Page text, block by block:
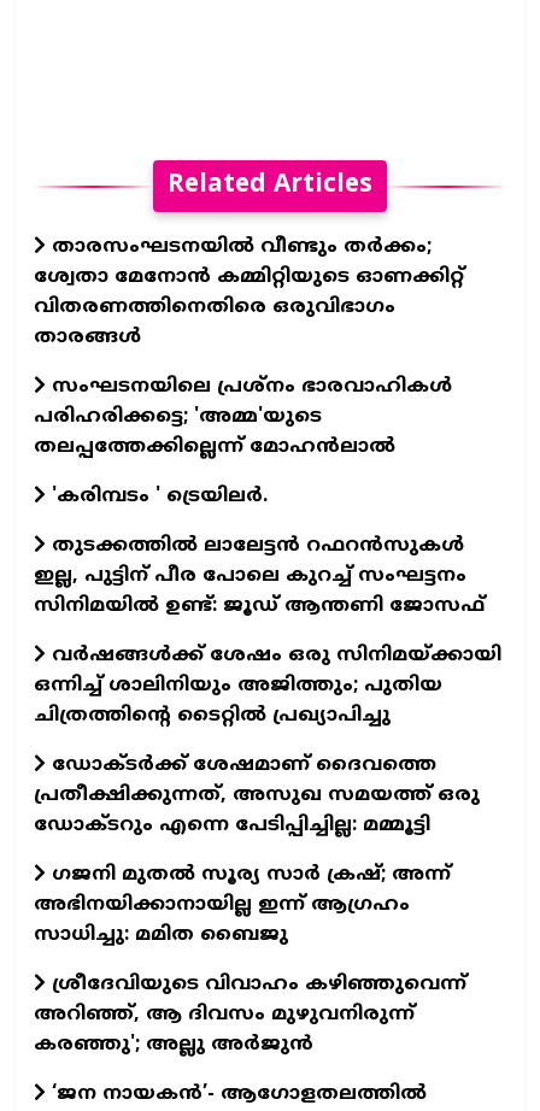
Related Articles
താരസംഘടനയില്‍ വീണ്ടും തര്‍ക്കം;
ശ്വേതാ മേനോന്‍ കമ്മിറ്റിയുടെ ഓണക്കിറ്റ്
വിതരണത്തിനെതിരെ ഒരുവിഭാഗം
താരങ്ങള്‍
സംഘടനയിലെ പ്രശ്നം ഭാരവാഹികൾ
പരിഹരിക്കട്ടെ; 'അമ്മ'യുടെ
തലപ്പത്തേക്കില്ലെന്ന് മോഹൻലാൽ
'കരിമ്പടം ' ട്രെയിലര്‍.
തുടക്കത്തില്‍ ലാലേട്ടന്‍ റഫറന്‍സുകള്‍
ഇല്ല, പുട്ടിന് പീര പോലെ കുറച്ച് സംഘട്ടനം
സിനിമയില്‍ ഉണ്ട്: ജൂഡ് ആന്തണി ജോസഫ്
വര്‍ഷങ്ങള്‍ക്ക് ശേഷം ഒരു സിനിമയ്ക്കായി
ഒന്നിച്ച് ശാലിനിയും അജിത്തും; പുതിയ
ചിത്രത്തിന്റെ ടൈറ്റില്‍ പ്രഖ്യാപിച്ചു
ഡോക്ടര്‍ക്ക് ശേഷമാണ് ദൈവത്തെ
പ്രതീക്ഷിക്കുന്നത്, അസുഖ സമയത്ത് ഒരു
ഡോക്ടറും എന്നെ പേടിപ്പിച്ചില്ല: മമ്മൂട്ടി
ഗജനി മുതല്‍ സൂര്യ സാര്‍ ക്രഷ്; അന്ന്
അഭിനയിക്കാനായില്ല ഇന്ന് ആഗ്രഹം
സാധിച്ചു: മമിത ബൈജു
ശ്രീദേവിയുടെ വിവാഹം കഴിഞ്ഞുവെന്ന്
അറിഞ്ഞ്, ആ ദിവസം മുഴുവനിരുന്ന്
കരഞ്ഞു'; അല്ലു അര്‍ജുന്‍
‘ജന നായകൻ’- ആഗോളതലത്തിൽ